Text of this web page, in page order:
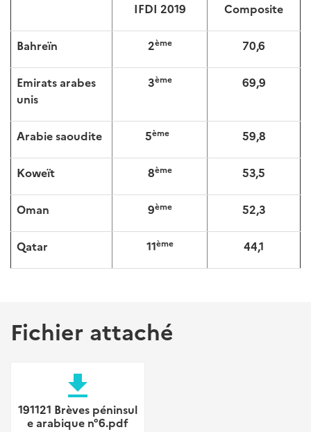
IFDI 2019
Composite
Bahreïn 2ème 70,6
Emirats arabes
unis
3ème 69,9
Arabie saoudite 5ème 59,8
Koweït 8ème 53,5
Oman 9ème 52,3
Qatar 11ème 44,1
Fichier attaché
file_download
191121 Brèves péninsul
e arabique n°6.pdf